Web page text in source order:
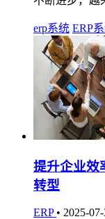
erp系统 ERP
提升企业效
转型
ERP • 2025-